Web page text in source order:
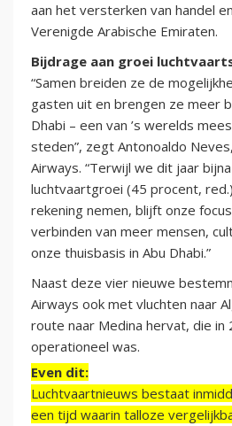
aan het versterken van handel
Verenigde Arabische Emiraten.
Bijdrage aan groei
“Samen breiden ze de
gasten uit en brengen ze meer
Dhabi – een van ’s werelds
steden”, zegt Antonoaldo
Airways. “Terwijl we dit jaar
luchtvaartgroei (45 procent,
rekening nemen, blijft onze
verbinden van meer mensen,
onze thuisbasis in Abu Dhabi.”
Naast deze vier nieuwe
Airways ook met vluchten naar
route naar Medina hervat, die
operationeel was.
Even dit:
Luchtvaartnieuws bestaat
een tijd waarin talloze